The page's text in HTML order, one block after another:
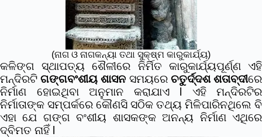
(ନାଗ ଓ ନାଗକନ୍ୟା ତଥା ସୁକ୍ଷ୍ମ କାରୁକାର୍ଯ୍ୟ)
କଳିଙ୍ଗ ସ୍ଥାପତ୍ୟ ଶୈଳୀରେ ନିର୍ମିତ କାରୁକାର୍ଯ୍ୟପୂର୍ଣ୍ଣ ଏହି
ମନ୍ଦିରଟିଗଙ୍ଗବଂଶୀୟ ଶାସନ ସମୟରେ ଚତୁର୍ଦ୍ଦଶ ଶତାବ୍ଦୀରେ
ନିର୍ମାଣ ହୋଇଥିବା ଅନୁମାନ କରାଯାଏ l ଏହି ମନ୍ଦିରଟିର
ନିର୍ମାତାଙ୍କ ସମ୍ପର୍କରେ କୌଣସି ସଠିକ ତଥ୍ୟ ମିଳିପାରିନଥିଲେ ବି
ଏହା ଯେ ଗଙ୍ଗ ବଂଶୀୟ ଶାସକଙ୍କ ଅନନ୍ୟ ନିର୍ମାଣ ଏଥିରେ
ଦ୍ବିମତ ନାହିଁ l